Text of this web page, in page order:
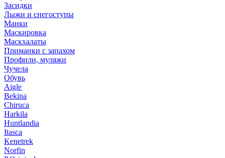
Засидки
Лыжи и снегоступы
Манки
Маскировка
Маскхалаты
Приманки с запахом
Профили, муляжи
Чучела
Обувь
Aigle
Bekina
Chiruсa
Harkila
Huntlandia
Itasca
Kenetrek
Norfin